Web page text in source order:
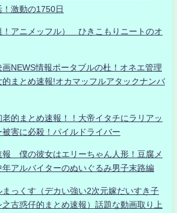
！激動の1750日
！アニメッフル） ひきこもりニートのオ
NEWS情報ポータブルの杜！オネエ管理
的まとめ速報!オカマッフルアタックナンバ
的まとめ速報！！大帝イタチにラリアッ
被害に必殺！パイルドライバー
報 僕の彼女はエリーちゃん人形！豆腐メ
年アルバイターのぬいぐるみ男子末路編
まっくす（デカい強い2次元嫁だいすき子
古惑仔的まとめ速報）話題な動画取り上